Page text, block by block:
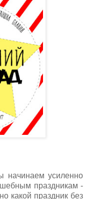
начинаем усиленно
праздникам -
какой праздник без